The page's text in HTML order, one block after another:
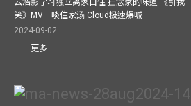
云浩影学习独立离家自住 挂念家的味道 《引我
笑》MV一啖住家汤 Cloud极速爆喊
2024-09-02
更多